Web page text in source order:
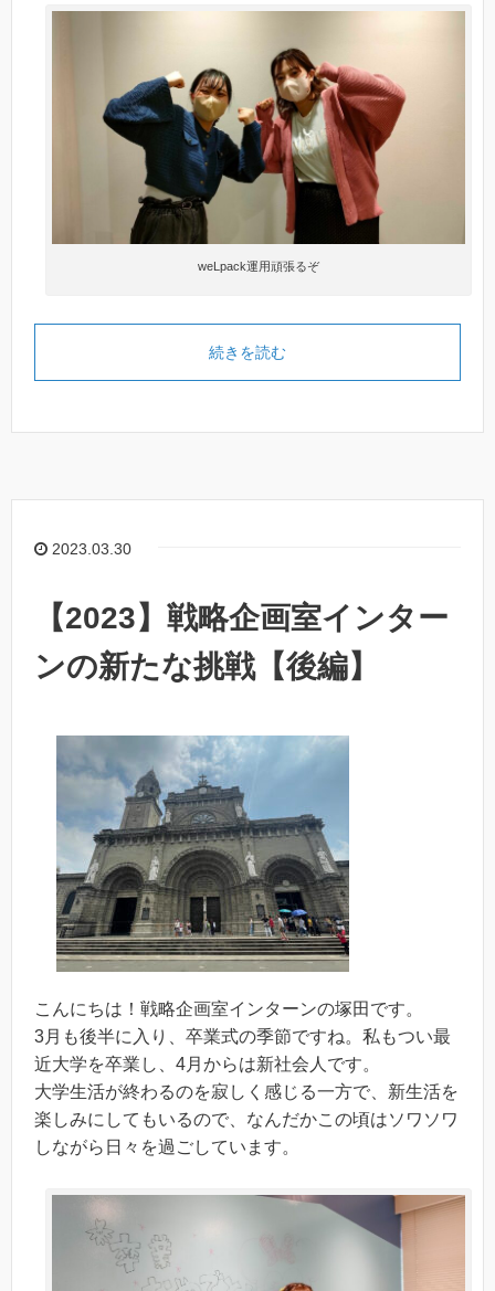
weLpack運用頑張るぞ
続きを読む
2023.03.30
【2023】戦略企画室インター
ンの新たな挑戦【後編】
こんにちは！戦略企画室インターンの塚田です。
3月も後半に入り、卒業式の季節ですね。私もつい最
近大学を卒業し、4月からは新社会人です。
大学生活が終わるのを寂しく感じる一方で、新生活を
楽しみにしてもいるので、なんだかこの頃はソワソワ
しながら日々を過ごしています。